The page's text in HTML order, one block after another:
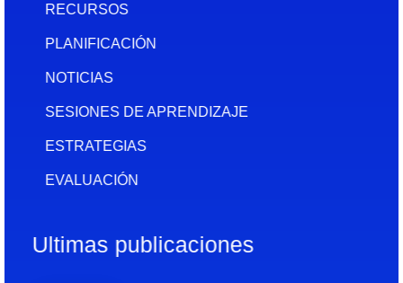
RECURSOS
PLANIFICACIÓN
NOTICIAS
SESIONES DE APRENDIZAJE
ESTRATEGIAS
EVALUACIÓN
Ultimas publicaciones